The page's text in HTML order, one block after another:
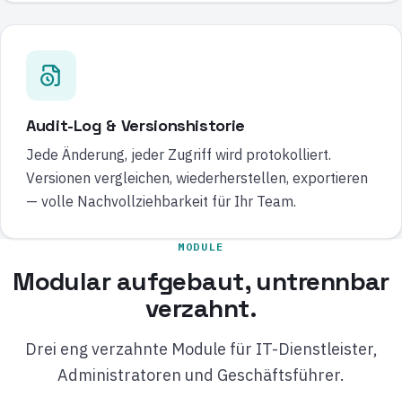
Audit-Log & Versionshistorie
Jede Änderung, jeder Zugriff wird protokolliert.
Versionen vergleichen, wiederherstellen, exportieren
— volle Nachvollziehbarkeit für Ihr Team.
MODULE
Modular aufgebaut, untrennbar
verzahnt.
Drei eng verzahnte Module für IT-Dienstleister,
Administratoren und Geschäftsführer.